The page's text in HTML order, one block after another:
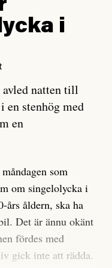
och oberoende
kan förtydliga
och andra hur jag
uppdrag och
informerade,
– och som kräver
tidning.
än vad du hittar i
tant.
”Livet i sig
i
natten till
en stenhög med
en
som
om singelolycka i
års åldern, ska ha
Det är ännu okänt
fördes med
gick inte att rädda.